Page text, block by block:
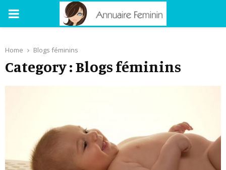
PRIMARY
Home Blogs féminins
Category : Blogs féminins